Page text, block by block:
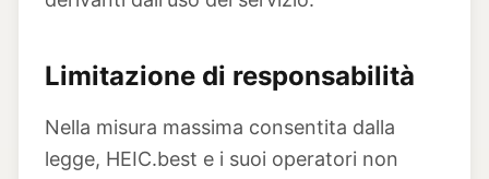
Limitazione di responsabilità
Nella misura massima consentita dalla
legge, HEIC.best e i suoi operatori non